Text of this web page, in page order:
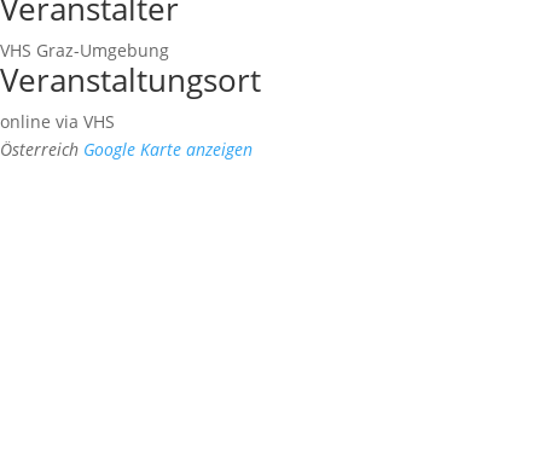
VHS Graz-Umgebung
Veranstaltungsort
online via VHS
Österreich Google Karte anzeigen